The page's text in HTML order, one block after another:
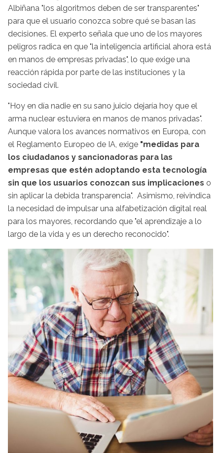
Albiñana "los algoritmos deben de ser transparentes"
para que el usuario conozca sobre qué se basan las
decisiones. El experto señala que uno de los mayores
peligros radica en que "la inteligencia artificial ahora está
en manos de empresas privadas", lo que exige una
reacción rápida por parte de las instituciones y la
sociedad civil.
"Hoy en día nadie en su sano juicio dejaría hoy que el
arma nuclear estuviera en manos de manos privadas".
Aunque valora los avances normativos en Europa, con
el Reglamento Europeo de IA, exige "medidas para
los ciudadanos y sancionadoras para las
empresas que estén adoptando esta tecnología
sin que los usuarios conozcan sus implicaciones o
sin aplicar la debida transparencia". Asimismo, reivindica
la necesidad de impulsar una alfabetización digital real
para los mayores, recordando que "el aprendizaje a lo
largo de la vida y es un derecho reconocido".